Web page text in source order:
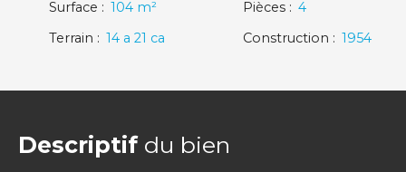
Surface : 104 m² Pièces : 4
Terrain : 14 a 21 ca Construction : 1954
Descriptif du bien